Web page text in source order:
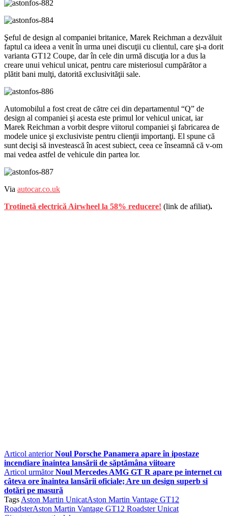
Şeful de design al companiei britanice, Marek Reichman a dezvăluit
faptul ca ideea a venit în urma unei discuţii cu clientul, care şi-a dorit
varianta GT12 Coupe, dar în cele din urmă discuţia lor a dus la
creare unui vehicul unicat, pentru care misteriosul cumpărător a
plătit bani mulţi, datorită exclusivităţii sale.
Automobilul a fost creat de către cei din departamentul “Q” de
design al companiei şi acesta este primul lor vehicul unicat, iar
Marek Reichman a vorbit despre viitorul companiei şi fabricarea de
modele unice şi exclusiviste pentru clienţii importanţi. El spune că
sunt decişi să investească în acest subiect, ceea ce înseamnă că v-om
mai vedea astfel de vehicule din partea lor.
Via autocar.co.uk
Trotinetă electrică Airwheel la 58% reducere! (link de afiliat).
Articol anterior Noul Porsche Panamera apare în ipostaze
incendiare înaintea lansării de săptămâna viitoare
Articol următor Noul Mercedes AMG GT R apare pe internet cu
câteva ore înaintea lansării oficiale; Are un design superb si
dotări pe masură
Tags Aston Martin UnicatAston Martin Vantage GT12
RoadsterAston Martin Vantage GT12 Roadster Unicat